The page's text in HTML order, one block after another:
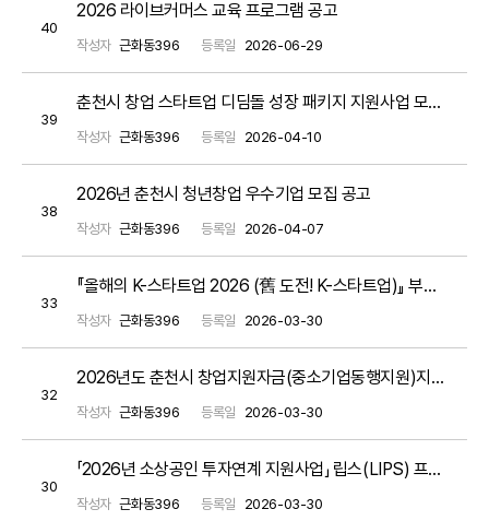
40
2026 라이브커머스 교육 프로그램 공고
작성자 근화동396 등록일 2026-06-29
39
춘천시 창업 스타트업 디딤돌 성장 패키지 지원사업 모집 공고(~ 5월 8일 금 까지)
작성자 근화동396 등록일 2026-04-10
38
2026년 춘천시 청년창업 우수기업 모집 공고
작성자 근화동396 등록일 2026-04-07
33
『올해의 K-스타트업 2026 (舊 도전! K-스타트업)』 부처 통합 창업경진대회 공고
작성자 근화동396 등록일 2026-03-30
32
2026년도 춘천시 창업지원자금(중소기업동행지원)지원계획 공고
작성자 근화동396 등록일 2026-03-30
30
「2026년 소상공인 투자연계 지원사업」 립스(LIPS) 프로그램 소상공인 모집 공고
작성자 근화동396 등록일 2026-03-30